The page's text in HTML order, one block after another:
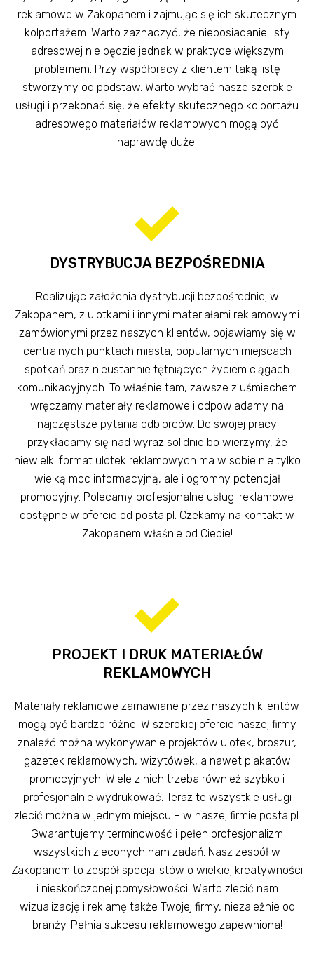
reklamowe w Zakopanem i zajmując się ich skutecznym
kolportażem. Warto zaznaczyć, że nieposiadanie listy
adresowej nie będzie jednak w praktyce większym
problemem. Przy współpracy z klientem taką listę
stworzymy od podstaw. Warto wybrać nasze szerokie
usługi i przekonać się, że efekty skutecznego kolportażu
adresowego materiałów reklamowych mogą być
naprawdę duże!
DYSTRYBUCJA BEZPOŚREDNIA
Realizując założenia dystrybucji bezpośredniej w
Zakopanem, z ulotkami i innymi materiałami reklamowymi
zamówionymi przez naszych klientów, pojawiamy się w
centralnych punktach miasta, popularnych miejscach
spotkań oraz nieustannie tętniących życiem ciągach
komunikacyjnych. To właśnie tam, zawsze z uśmiechem
wręczamy materiały reklamowe i odpowiadamy na
najczęstsze pytania odbiorców. Do swojej pracy
przykładamy się nad wyraz solidnie bo wierzymy, że
niewielki format ulotek reklamowych ma w sobie nie tylko
wielką moc informacyjną, ale i ogromny potencjał
promocyjny. Polecamy profesjonalne usługi reklamowe
dostępne w ofercie od posta.pl. Czekamy na kontakt w
Zakopanem właśnie od Ciebie!
PROJEKT I DRUK MATERIAŁÓW
REKLAMOWYCH
Materiały reklamowe zamawiane przez naszych klientów
mogą być bardzo różne. W szerokiej ofercie naszej firmy
znaleźć można wykonywanie projektów ulotek, broszur,
gazetek reklamowych, wizytówek, a nawet plakatów
promocyjnych. Wiele z nich trzeba również szybko i
profesjonalnie wydrukować. Teraz te wszystkie usługi
zlecić można w jednym miejscu – w naszej firmie posta.pl.
Gwarantujemy terminowość i pełen profesjonalizm
wszystkich zleconych nam zadań. Nasz zespół w
Zakopanem to zespół specjalistów o wielkiej kreatywności
i nieskończonej pomysłowości. Warto zlecić nam
wizualizację i reklamę także Twojej firmy, niezależnie od
branży. Pełnia sukcesu reklamowego zapewniona!